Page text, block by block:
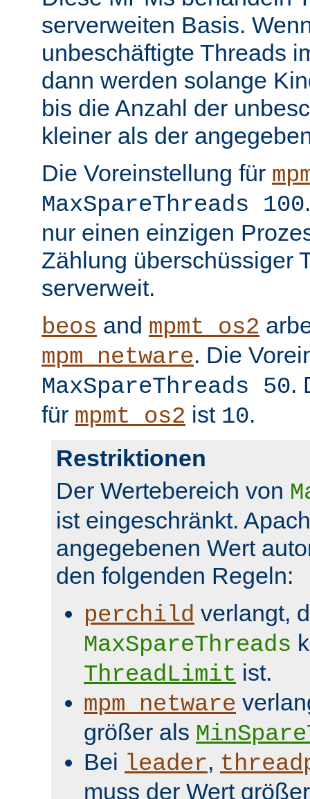
serverweiten Basis.
unbeschäftigte Threads
dann werden solange
bis die Anzahl der
kleiner als der
Die Voreinstellung für
MaxSpareThreads 100
nur einen einzigen
Zählung überschüssiger
serverweit.
beos and mpmt_os2
mpm_netware. Die
MaxSpareThreads 50.
für mpmt_os2 ist 10.
Restriktionen
Der Wertebereich von
ist eingeschränkt.
angegebenen Wert
den folgenden Regeln:
perchild verlangt,
MaxSpareThreads
ThreadLimit ist.
mpm_netware
größer als
Bei leader,
muss der Wert